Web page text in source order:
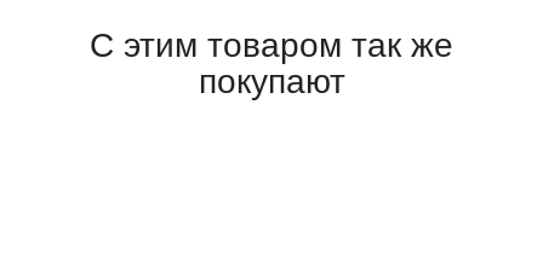
С этим товаром так же
покупают